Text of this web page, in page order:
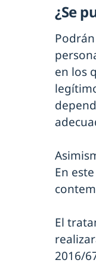
¿Se
en los
En
El
2016/